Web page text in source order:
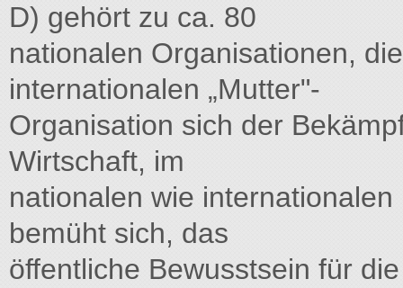
D) gehört zu ca. 80
nationalen Organisationen,
internationalen „Mutter"-
Organisation sich der
Wirtschaft, im
nationalen wie
bemüht sich, das
öffentliche Bewusstsein für